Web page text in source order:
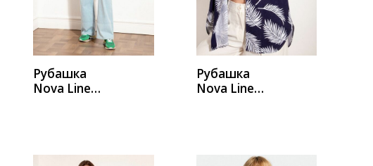
Рубашка
Nova Line
Рубашка
Nova Line